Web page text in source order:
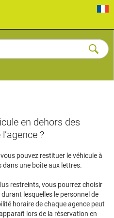
en dehors des
?
pouvez restituer le véhicule à
dans une boîte aux lettres.
restreints, vous pourrez choisir
lesquelles le personnel de
horaire de chaque agence peut
lors de la réservation en